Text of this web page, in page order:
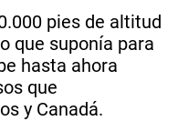
pies de altitud
que suponía para
hasta ahora
que
y Canadá.